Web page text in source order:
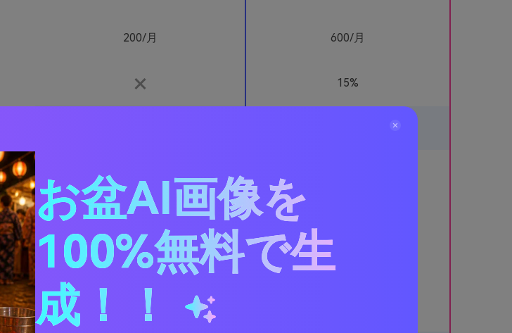
200/月 600/月
15%
高速
お盆AI画像を
100%無料で生
成！！